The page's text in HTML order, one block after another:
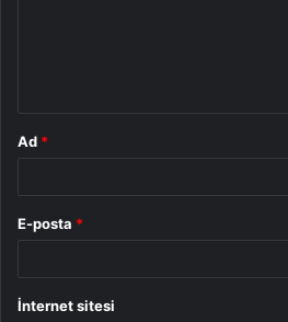
Ad *
E-posta *
İnternet sitesi